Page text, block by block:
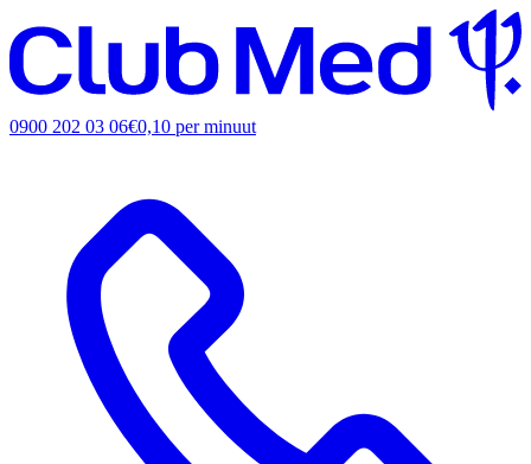
0900 202 03 06€0,10 per minuut